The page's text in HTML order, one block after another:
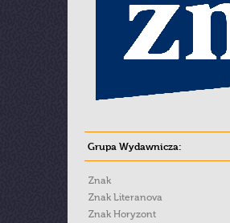
Grupa Wydawnicza:
Znak
Znak Literanova
Znak Horyzont